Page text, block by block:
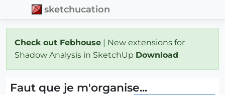
sketchucation
Check out Febhouse | New extensions for
Shadow Analysis in SketchUp Download
Faut que je m'organise...